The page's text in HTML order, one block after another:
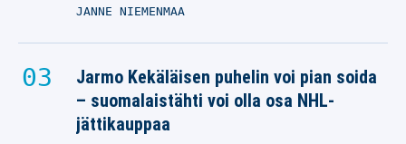
JANNE NIEMENMAA
Jarmo Kekäläisen puhelin voi pian soida
– suomalaistähti voi olla osa NHL-
jättikauppaa